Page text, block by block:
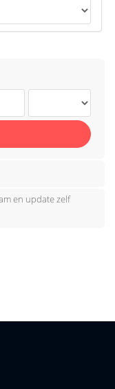
en update zelf